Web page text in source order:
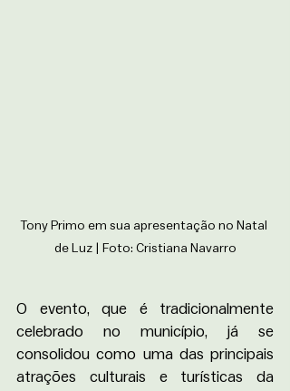
Tony Primo em sua apresentação no Natal
de Luz | Foto: Cristiana Navarro
O evento, que é tradicionalmente
celebrado no município, já se
consolidou como uma das principais
atrações culturais e turísticas da